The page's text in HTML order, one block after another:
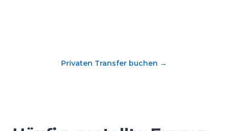
Privaten Transfer buchen →